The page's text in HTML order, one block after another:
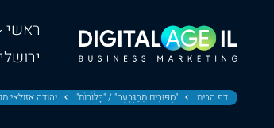
ראשי
דף הבית "סִפּוּרִים מֵהַגִּבְעָה" / "בָּלֹוֹרוֹת" יהודה אזולאי